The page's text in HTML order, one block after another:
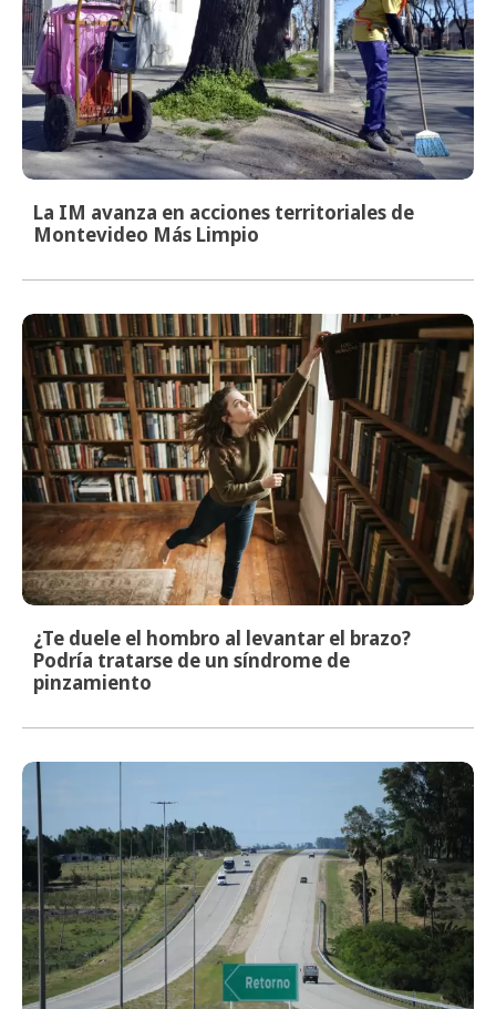
La IM avanza en acciones territoriales de
Montevideo Más Limpio
¿Te duele el hombro al levantar el brazo?
Podría tratarse de un síndrome de
pinzamiento